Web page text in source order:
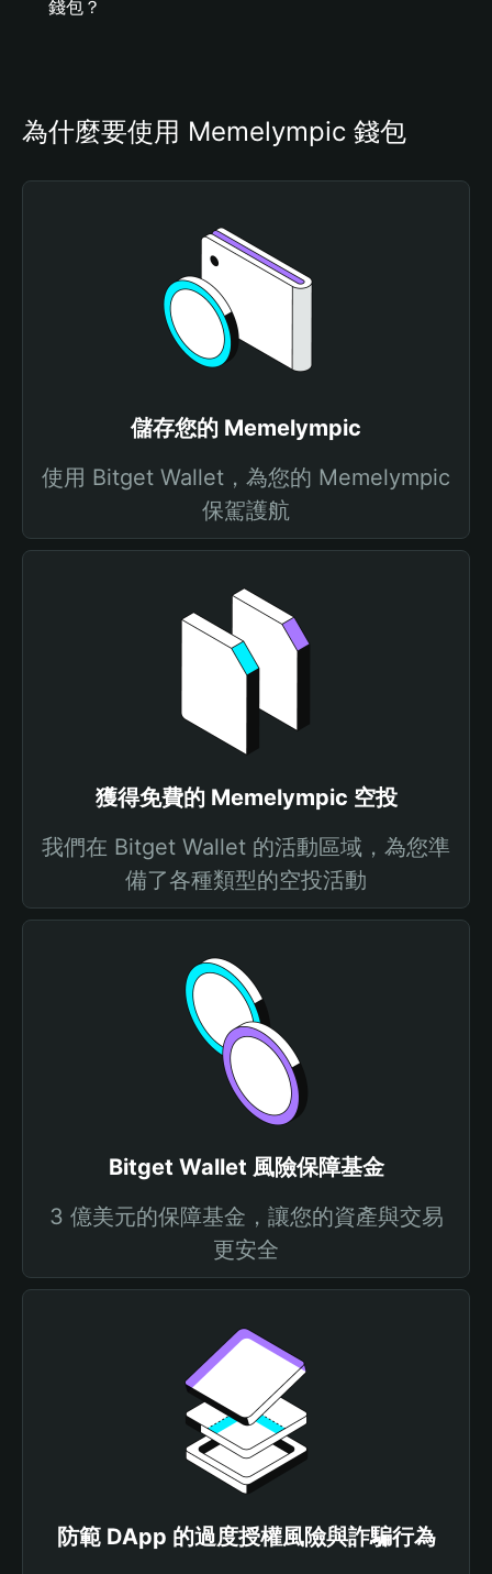
錢包？
為什麼要使用 Memelympic 錢包
儲存您的 Memelympic
使用 Bitget Wallet，為您的 Memelympic
保駕護航
獲得免費的 Memelympic 空投
我們在 Bitget Wallet 的活動區域，為您準
備了各種類型的空投活動
Bitget Wallet 風險保障基金
3 億美元的保障基金，讓您的資產與交易
更安全
防範 DApp 的過度授權風險與詐騙行為